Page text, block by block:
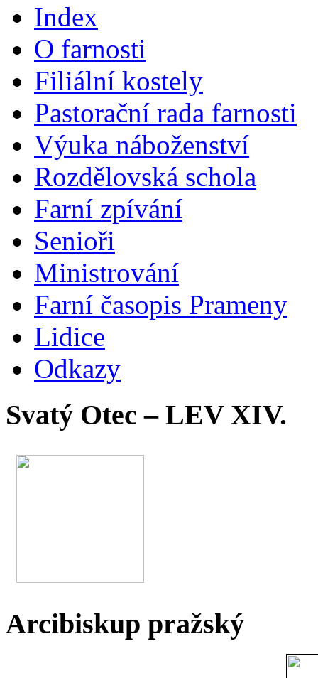
Index
O farnosti
Filiální kostely
Pastorační rada farnosti
Výuka náboženství
Rozdělovská schola
Farní zpívání
Senioři
Ministrování
Farní časopis Prameny
Lidice
Odkazy
Svatý Otec – LEV XIV.
Arcibiskup pražský